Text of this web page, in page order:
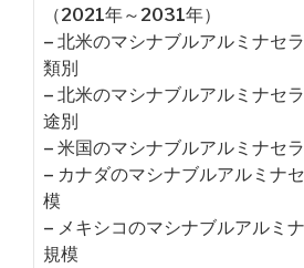
（2021年～2031年）
– 北米のマシナブルアルミナセ
類別
– 北米のマシナブルアルミナセ
途別
– 米国のマシナブルアルミナセ
– カナダのマシナブルアルミナ
模
– メキシコのマシナブルアルミ
規模